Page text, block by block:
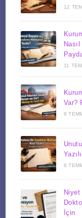
12
11
Var?
9
6
Niyet
İçin